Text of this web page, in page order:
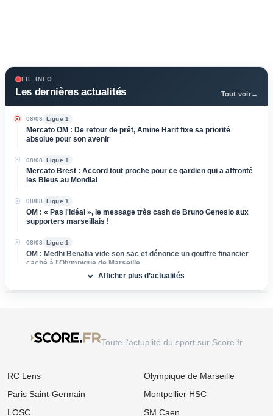
FIL INFO
Les dernières actualités Tout voir→
08/08 Ligue 1
Mercato OM : De retour de prêt, Amine Harit fixe sa priorité
absolue pour son avenir
08/08 Ligue 1
Mercato Brest : Accord tout proche pour ce gardien qui a affronté
les Bleus au Mondial
08/08 Ligue 1
OM : « Pas l'idéal », le message très cash de Bruno Genesio aux
supporters marseillais !
08/08 Ligue 1
OM : Medhi Benatia vide son sac et dénonce un gouffre financier
caché à l'Olympique de Marseille
Mercato Lens : Un attaquant de Benfica dans le viseur, la Lazio
prend de vitesse les Sang et Or
Mercato : L'OM passe à l'attaque pour s'offrir une sensation
Afficher plus d’actualités
Toute l'actualité du sport sur Score.fr
RC Lens
Paris Saint-Germain
LOSC
Olympique de Marseille
Montpellier HSC
SM Caen